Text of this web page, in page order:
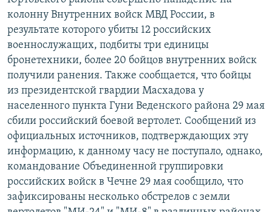
колонну Внутренних войск МВД России, в
результате которого убиты 12 российских
военнослужащих, подбиты три единицы
бронетехники, более 20 бойцов внутренних войск
получили ранения. Также сообщается, что бойцы
из президентской гвардии Масхадова у
населенного пункта Гуни Веденского района 29 мая
сбили российский боевой вертолет. Сообщений из
официальных источников, подтверждающих эту
информацию, к данному часу не поступало, однако,
командование Объединенной группировки
российских войск в Чечне 29 мая сообщило, что
зафиксированы несколько обстрелов с земли